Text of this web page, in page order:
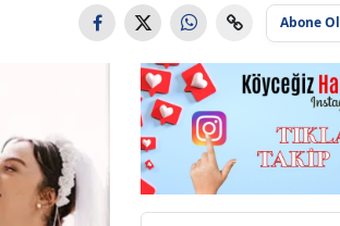
Abone Ol